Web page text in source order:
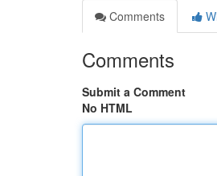
Comments
Comments
Submit a Comment
No HTML